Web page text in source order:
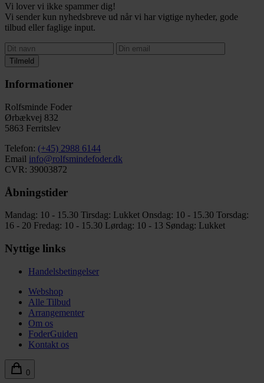
Vi lover vi ikke spammer dig!
Vi sender kun nyhedsbreve ud når vi har vigtige nyheder, gode
tilbud eller faglige input.
Tilmeld
Informationer
Rolfsminde Foder
Ørbækvej 832
5863 Ferritslev
Telefon: (+45) 2988 6144
Email info@rolfsmindefoder.dk
CVR: 39003872
Åbningstider
Mandag: 10 - 15.30 Tirsdag: Lukket Onsdag: 10 - 15.30 Torsdag:
16 - 20 Fredag: 10 - 15.30 Lørdag: 10 - 13 Søndag: Lukket
Nyttige links
Handelsbetingelser
Webshop
Alle Tilbud
Arrangementer
Om os
FoderGuiden
Kontakt os
0